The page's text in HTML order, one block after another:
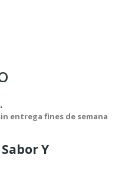
entrega fines de semana
Y